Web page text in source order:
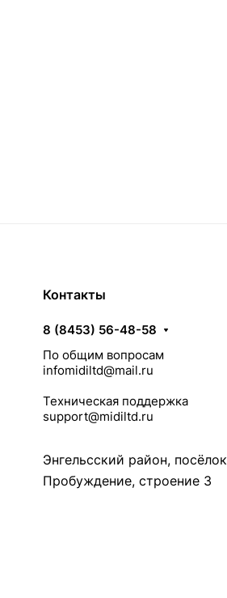
Контакты
8 (8453) 56-48-58
По общим вопросам
infomidiltd@mail.ru
Техническая поддержка
support@midiltd.ru
Энгельсский район, посёлок
Пробуждение, строение 3